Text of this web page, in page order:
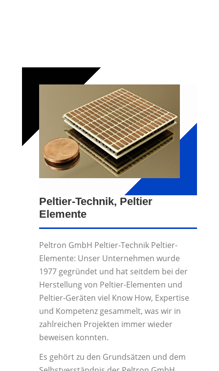
Peltier-Technik, Peltier
Elemente
Peltron GmbH Peltier-Technik Peltier-
Elemente: Unser Unternehmen wurde
1977 gegründet und hat seitdem bei der
Herstellung von Peltier-Elementen und
Peltier-Geräten viel Know How, Expertise
und Kompetenz gesammelt, was wir in
zahlreichen Projekten immer wieder
beweisen konnten.
Es gehört zu den Grundsätzen und dem